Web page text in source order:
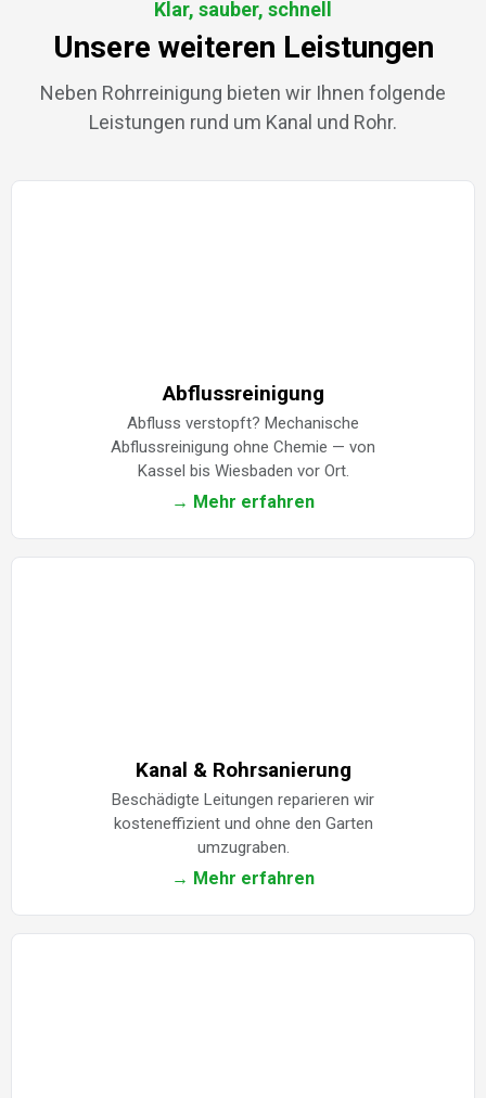
Klar, sauber, schnell
Unsere weiteren Leistungen
Neben Rohrreinigung bieten wir Ihnen folgende
Leistungen rund um Kanal und Rohr.
Abflussreinigung
Abfluss verstopft? Mechanische
Abflussreinigung ohne Chemie — von
Kassel bis Wiesbaden vor Ort.
→ Mehr erfahren
Kanal & Rohrsanierung
Beschädigte Leitungen reparieren wir
kosteneffizient und ohne den Garten
umzugraben.
→ Mehr erfahren